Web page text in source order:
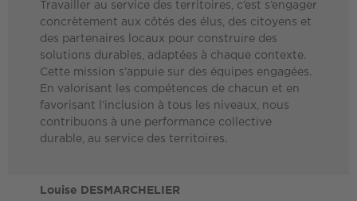
Travailler au service des territoires, c’est s’engager
concrètement aux côtés des élus, des citoyens et
des partenaires locaux pour construire des
solutions durables, adaptées à chaque contexte.
Cette mission s’appuie sur des équipes engagées.
En valorisant les compétences de chacun et en
favorisant l’inclusion à tous les niveaux, nous
contribuons à une performance collective
durable, au service des territoires.
Louise DESMARCHELIER